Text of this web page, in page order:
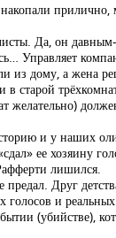
Да, он
Управляет
дому, а жена
старой
и у наших
ее хозяину
лишился.
Друг
и
(убийстве),